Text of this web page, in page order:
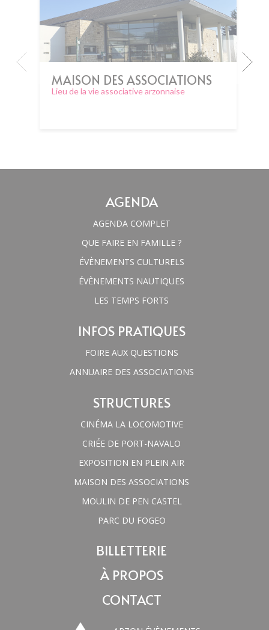
MAISON DES ASSOCIATIONS
Lieu de la vie associative arzonnaise
AGENDA
AGENDA COMPLET
QUE FAIRE EN FAMILLE ?
ÉVÈNEMENTS CULTURELS
ÉVÈNEMENTS NAUTIQUES
LES TEMPS FORTS
INFOS PRATIQUES
FOIRE AUX QUESTIONS
ANNUAIRE DES ASSOCIATIONS
STRUCTURES
CINÉMA LA LOCOMOTIVE
CRIÉE DE PORT-NAVALO
EXPOSITION EN PLEIN AIR
MAISON DES ASSOCIATIONS
MOULIN DE PEN CASTEL
PARC DU FOGEO
BILLETTERIE
À PROPOS
CONTACT